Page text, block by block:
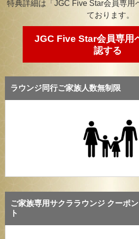
特典詳細は「JGC Five Star会員専用
ております。
JGC Five Star会員専用
認する
ラウンジ同行ご家族人数無制限
ご家族専用サクララウンジ クーポ
ト